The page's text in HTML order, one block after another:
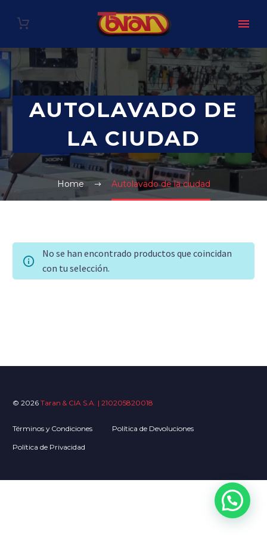
AUTOLAVADO DE
LA CIUDAD
Home Autolavado de la ciudad
No se han encontrado productos que coincidan
con tu selección.
© 2026 Taran & CIA S.A. | 210205820018
Términos y Condiciones Política de Devoluciones
Política de Privacidad